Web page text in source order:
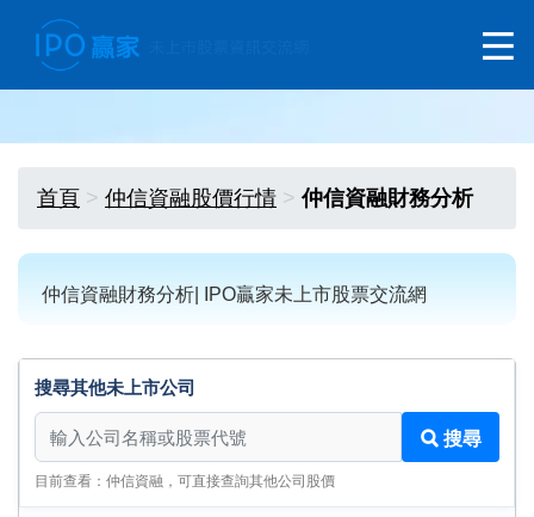
首頁 仲信資融股價行情 仲信資融財務分析
仲信資融財務分析| IPO贏家未上市股票交流網
搜尋其他未上市公司
搜尋其他未上市公司
搜尋
目前查看：仲信資融，可直接查詢其他公司股價